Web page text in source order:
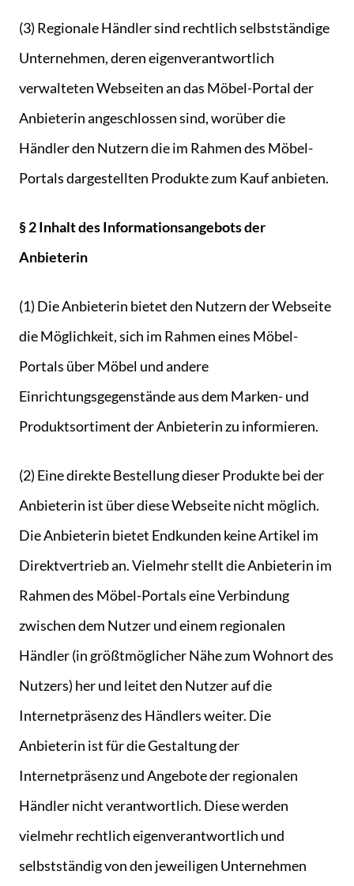
(3) Regionale Händler sind rechtlich selbstständige
Unternehmen, deren eigenverantwortlich
verwalteten Webseiten an das Möbel-Portal der
Anbieterin angeschlossen sind, worüber die
Händler den Nutzern die im Rahmen des Möbel-
Portals dargestellten Produkte zum Kauf anbieten.
§ 2 Inhalt des Informationsangebots der
Anbieterin
(1) Die Anbieterin bietet den Nutzern der Webseite
die Möglichkeit, sich im Rahmen eines Möbel-
Portals über Möbel und andere
Einrichtungsgegenstände aus dem Marken- und
Produktsortiment der Anbieterin zu informieren.
(2) Eine direkte Bestellung dieser Produkte bei der
Anbieterin ist über diese Webseite nicht möglich.
Die Anbieterin bietet Endkunden keine Artikel im
Direktvertrieb an. Vielmehr stellt die Anbieterin im
Rahmen des Möbel-Portals eine Verbindung
zwischen dem Nutzer und einem regionalen
Händler (in größtmöglicher Nähe zum Wohnort des
Nutzers) her und leitet den Nutzer auf die
Internetpräsenz des Händlers weiter. Die
Anbieterin ist für die Gestaltung der
Internetpräsenz und Angebote der regionalen
Händler nicht verantwortlich. Diese werden
vielmehr rechtlich eigenverantwortlich und
selbstständig von den jeweiligen Unternehmen